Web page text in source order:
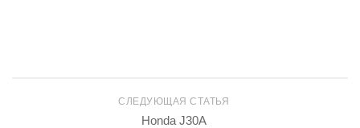
СЛЕДУЮЩАЯ СТАТЬЯ
Honda J30A